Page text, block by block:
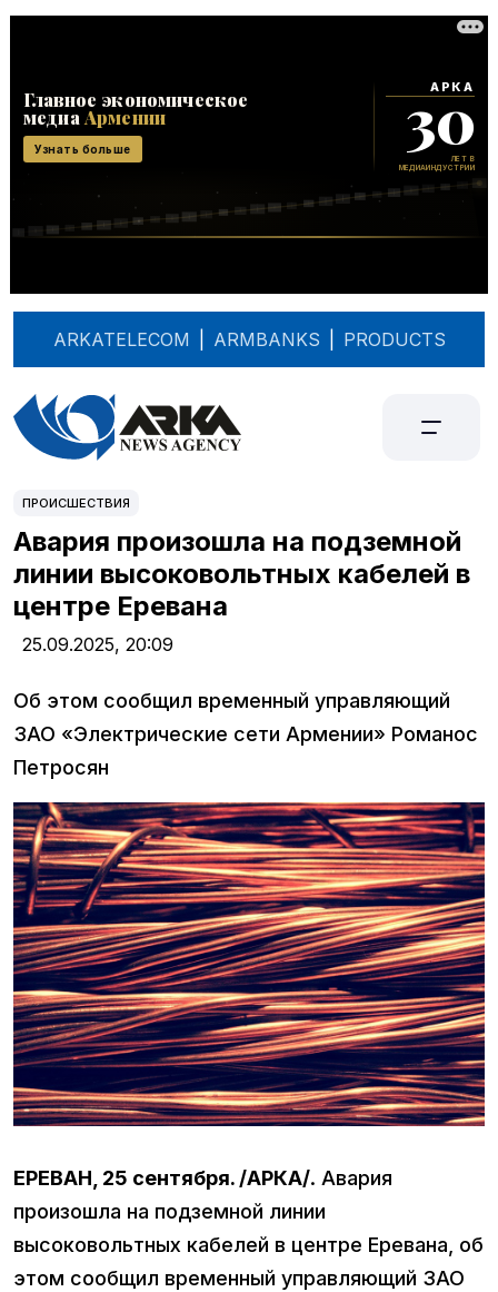
ARKATELECOM ARMBANKS PRODUCTS
ПРОИСШЕСТВИЯ
Авария произошла на подземной
линии высоковольтных кабелей в
центре Еревана
25.09.2025, 20:09
Об этом сообщил временный управляющий
ЗАО «Электрические сети Армении» Романос
Петросян
ЕРЕВАН, 25 сентября. /АРКА/. Авария
произошла на подземной линии
высоковольтных кабелей в центре Еревана, об
этом сообщил временный управляющий ЗАО